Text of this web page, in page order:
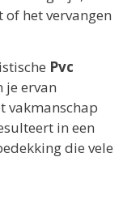
het vervangen
Pvc
je ervan
vakmanschap
in een
die vele